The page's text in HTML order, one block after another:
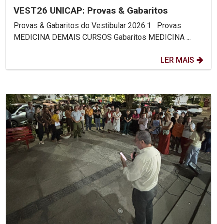
VEST26 UNICAP: Provas & Gabaritos
Provas & Gabaritos do Vestibular 2026.1 Provas
MEDICINA DEMAIS CURSOS Gabaritos MEDICINA ...
LER MAIS